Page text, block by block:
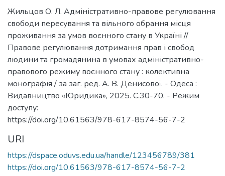
Жильцов О. Л. Адміністративно-правове регулювання
свободи пересування та вільного обрання місця
проживання за умов воєнного стану в Україні //
Правове регулювання дотримання прав і свобод
людини та громадянина в умовах адміністративно-
правового режиму воєнного стану : колективна
монографія / за заг. ред. А. В. Денисової. - Одеса :
Видавництво «Юридика», 2025. С.30-70. - Режим
доступу:
https://doi.org/10.61563/978-617-8574-56-7-2
URI
https://dspace.oduvs.edu.ua/handle/123456789/381
https://doi.org/10.61563/978-617-8574-56-7-2